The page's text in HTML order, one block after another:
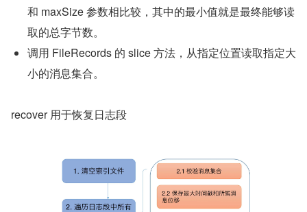
和 maxSize 参数相比较，其中的最小值就是最终能够读
取的总字节数。
调用 FileRecords 的 slice 方法，从指定位置读取指定大
小的消息集合。
recover 用于恢复日志段